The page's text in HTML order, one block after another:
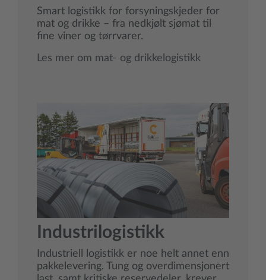
Smart logistikk for forsyningskjeder for
mat og drikke – fra nedkjølt sjømat til
fine viner og tørrvarer.
Les mer om mat- og drikkelogistikk
Industrilogistikk
Industriell logistikk er noe helt annet enn
pakkelevering. Tung og overdimensjonert